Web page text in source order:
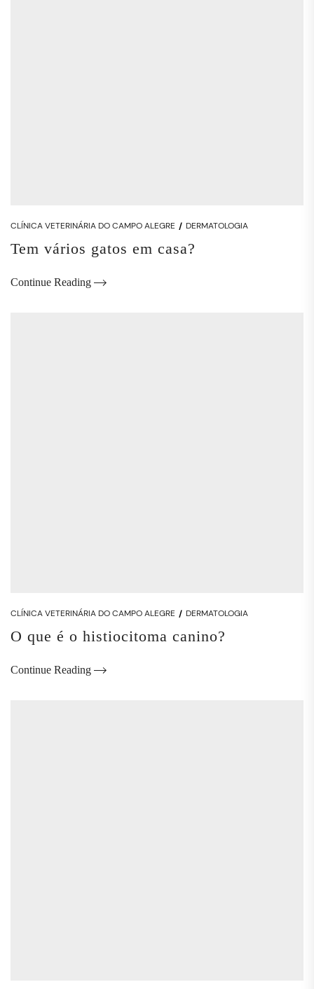
CLÍNICA VETERINÁRIA DO CAMPO ALEGRE DERMATOLOGIA
Tem vários gatos em casa?
Continue Reading
CLÍNICA VETERINÁRIA DO CAMPO ALEGRE DERMATOLOGIA
O que é o histiocitoma canino?
Continue Reading